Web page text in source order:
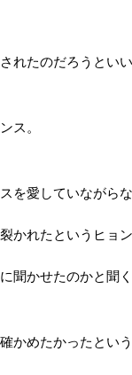
れたのだろうとい
ス。
を愛していながら
かれたというヒョン
聞かせたのかと聞
かめたかったという